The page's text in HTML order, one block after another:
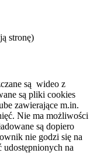
stronę)
są wideo z
są pliki cookies
zawierające m.in.
Nie ma możliwości
są dopiero
nie godzi się na
udostępnionych na